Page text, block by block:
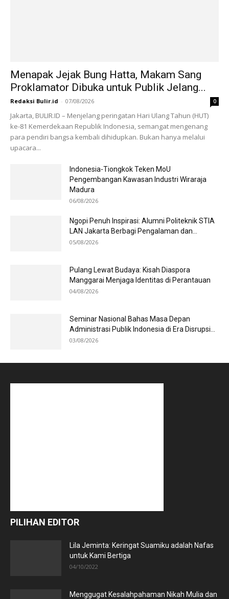
Menapak Jejak Bung Hatta, Makam Sang
Proklamator Dibuka untuk Publik Jelang...
Redaksi Bulir.id - 07/08/2026 0
Jakarta, BULIR.ID – Menjelang peringatan Hari Ulang Tahun (HUT)
ke-81 Kemerdekaan Republik Indonesia, semangat mengenang
para pendiri bangsa kembali dihidupkan. Bukan hanya melalui
upacara...
Indonesia-Tiongkok Teken MoU
Pengembangan Kawasan Industri Wiraraja
Madura
06/08/2026
Ngopi Penuh Inspirasi: Alumni Politeknik STIA
LAN Jakarta Berbagi Pengalaman dan...
05/08/2026
Pulang Lewat Budaya: Kisah Diaspora
Manggarai Menjaga Identitas di Perantauan
04/08/2026
Seminar Nasional Bahas Masa Depan
Administrasi Publik Indonesia di Era Disrupsi...
03/08/2026
PILIHAN EDITOR
Lila Jeminta: Keringat Suamiku adalah Nafas
untuk Kami Bertiga
04/10/2022
Menggugat Kesalahpahaman Nikah Mulia dan